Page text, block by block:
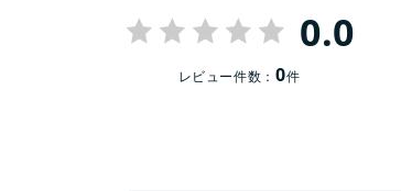
0.0
レビュー件数：0件